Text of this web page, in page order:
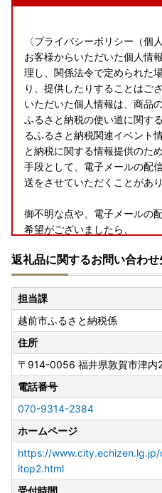
〈プライバシーポリシー（個
お客様からいただいた個人情
理し、関係法令で定められた
り、提供したりすることはご
いただいた個人情報は、商品
ふるさと納税の使い道に関す
るふるさと納税関連イベント
と納税に関する情報提供のた
手段として、電子メールの配
送をさせていただくことがあり
御不明な点や、電子メールの
希望がございましたら、
ご連絡ください。
＜問い合わせ先＞
越前市ふるさと納税担当
〒914-0056 福井県敦賀市津
070-9314-2384 (平日 9:00
◆お盆期間の対応について
・寄附のお申し込みは、お盆
す。
■2026年8月8日（土）～2026
※上記期間は、返礼品のお届
返礼品に関するお問い合わせ
担当課
越前市ふるさと納税係
住所
〒914-0056 福井県敦賀市津
電話番号
070-9314-2384
ホームページ
https://
itop2.html